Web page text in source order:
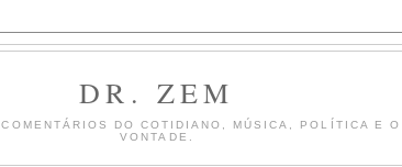
DR. ZEM
DO COTIDIANO, MÚSICA, POLÍTICA E O
VONTADE.